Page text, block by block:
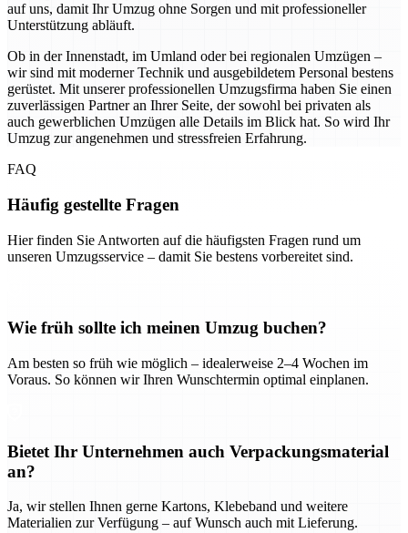
auf uns, damit Ihr Umzug ohne Sorgen und mit professioneller
Unterstützung abläuft.
Ob in der Innenstadt, im Umland oder bei regionalen Umzügen –
wir sind mit moderner Technik und ausgebildetem Personal bestens
gerüstet. Mit unserer professionellen Umzugsfirma haben Sie einen
zuverlässigen Partner an Ihrer Seite, der sowohl bei privaten als
auch gewerblichen Umzügen alle Details im Blick hat. So wird Ihr
Umzug zur angenehmen und stressfreien Erfahrung.
FAQ
Häufig gestellte Fragen
Hier finden Sie Antworten auf die häufigsten Fragen rund um
unseren Umzugsservice – damit Sie bestens vorbereitet sind.
Wie früh sollte ich meinen Umzug buchen?
Am besten so früh wie möglich – idealerweise 2–4 Wochen im
Voraus. So können wir Ihren Wunschtermin optimal einplanen.
Bietet Ihr Unternehmen auch Verpackungsmaterial
an?
Ja, wir stellen Ihnen gerne Kartons, Klebeband und weitere
Materialien zur Verfügung – auf Wunsch auch mit Lieferung.